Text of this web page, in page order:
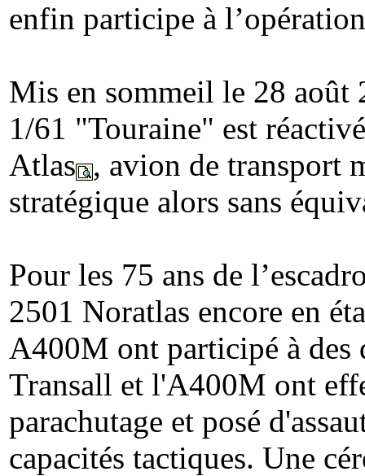
enfin participe à
Mis en sommeil le 28 août
1/61 "Touraine" est
Atlas , avion de transport
stratégique alors sans
Pour les 75 ans de
2501 Noratlas encore en
A400M ont participé à des
Transall et l'A400M ont
parachutage et posé
capacités tactiques. Une